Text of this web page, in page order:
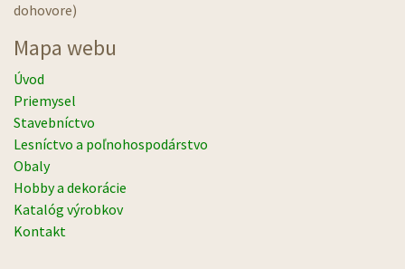
dohovore)
Mapa webu
Úvod
Priemysel
Stavebníctvo
Lesníctvo a poľnohospodárstvo
Obaly
Hobby a dekorácie
Katalóg výrobkov
Kontakt